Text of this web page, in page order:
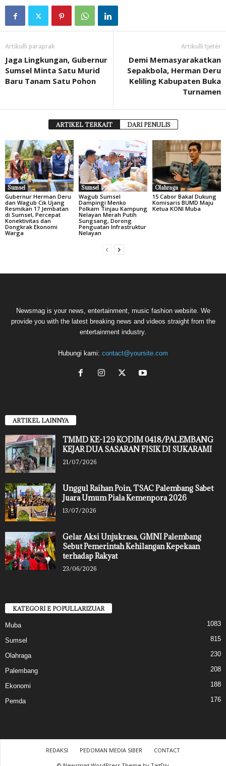
Artikulli paraprak
Jaga Lingkungan, Gubernur
Sumsel Minta Satu Murid
Baru Tanam Satu Pohon
Artikulli tjetër
Demi Memasyarakatkan
Sepakbola, Herman Deru
Keliling Kabupaten Buka
Turnamen
ARTIKEL TERKAIT DARI PENULIS
Sumsel
Gubernur Herman Deru
dan Wagub Cik Ujang
Resmikan 17 Jembatan
di Sumsel, Percepat
Konektivitas dan
Dongkrak Ekonomi
Warga
Sumsel
Wagub Sumsel
Dampingi Menko
Polkam Tinjau Kampung
Nelayan Merah Putih
Sungsang, Dorong
Penguatan Infrastruktur
Nelayan
Olahraga
15 Cabor Bakal Dukung
Komisaris BUMD Maju
Ketua KONI Muba
Newsmag is your news, entertainment, music fashion website. We
provide you with the latest breaking news and videos straight from the
entertainment industry.
Hubungi kami: contact@yoursite.com
ARTIKEL LAINNYA
TMMD KE-129 KODIM 0418/PALEMBANG
KEJAR DUA SASARAN FISIK DI SUKARAMI
21/07/2026
Unggul Raihan Poin, TSAC Palembang Sabet
Juara Umum Piala Kemenpora 2026
13/07/2026
Gelar Aksi Unjukrasa, GMNI Palembang
Sebut Pemerintah Kehilangan Kepekaan
terhadap Rakyat
23/06/2026
KATEGORI E POPULLARIZUAR
Muba 1083
Sumsel 815
Olahraga 230
Palembang 208
Ekonomi 188
Pemda 176
REDAKSI PEDOMAN MEDIA SIBER
CONTACT